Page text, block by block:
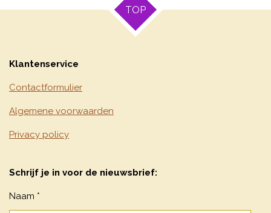
TOP
Klantenservice
Contactformulier
Algemene voorwaarden
Privacy policy
Schrijf je in voor de nieuwsbrief:
Naam *